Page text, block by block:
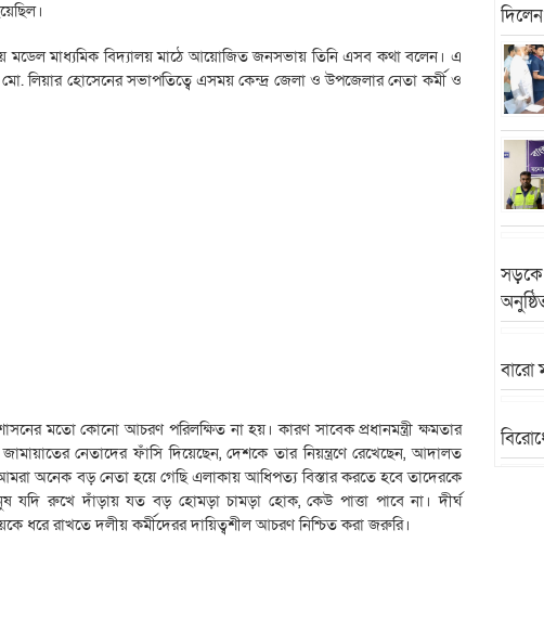
মডেল মাধ্যমিক বিদ্যালয় মাঠে আয়োজিত জনসভায় তিনি এসব কথা বলেন। এ
লিয়ার হোসেনের সভাপতিত্বে এসময় কেন্দ্র জেলা ও উপজেলার নেতা কর্মী ও
মতো কোনো আচরণ পরিলক্ষিত না হয়। কারণ সাবেক প্রধানমন্ত্রী ক্ষমতার
নেতাদের ফাঁসি দিয়েছেন, দেশকে তার নিয়ন্ত্রণে রেখেছেন, আদালত
অনেক বড় নেতা হয়ে গেছি এলাকায় আধিপত্য বিস্তার করতে হবে তাদেরকে
যদি রুখে দাঁড়ায় যত বড় হোমড়া চামড়া হোক, কেউ পাত্তা পাবে না। দীর্ঘ
ধরে রাখতে দলীয় কর্মীদেরর দায়িত্বশীল আচরণ নিশ্চিত করা জরুরি।
সড়কে
বারো